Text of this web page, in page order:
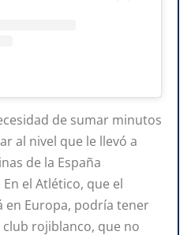
de sumar minutos
al nivel que le llevó a
de la España
el Atlético, que el
en Europa, podría tener
club rojiblanco, que no